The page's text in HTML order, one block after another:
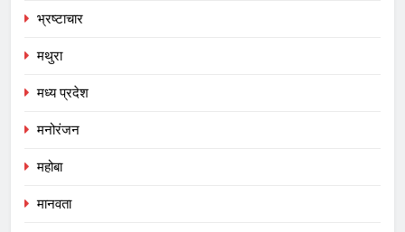
भ्रष्टाचार
मथुरा
मध्य प्रदेश
मनोरंजन
महोबा
मानवता